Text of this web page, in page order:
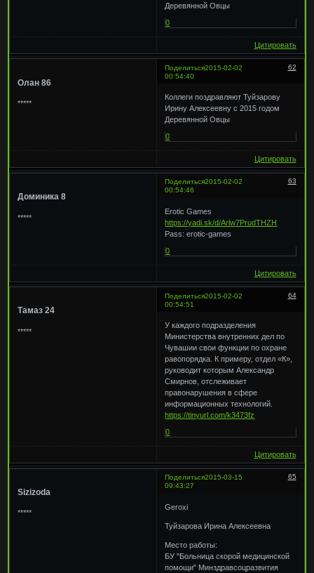
Деревянной Овцы
0
Цитировать
Поделиться 62
2015-02-02
00:54:40
Олан 86
*****
Коллеги поздравляют Туйзарову
Ирину Алексеевну с 2015 годом
Деревянной Овцы
0
Цитировать
Поделиться 63
2015-02-02
00:54:46
Доминика 8
*****
Erotic Games
https://yadi.sk/d/Arlw7PrudTHZH
Pass: erotic-games
0
Цитировать
Поделиться 64
2015-02-02
00:54:51
Тамаз 24
*****
У каждого подразделения
Министерства внутренних дел по
Чувашии свои функции по охране
равопорядка. К примеру, отдел «К»,
руководит которым Александр
Смирнов, отслеживает
правонарушения в сфере
информационных технологий.
https://tinyurl.com/k3473fz
0
Цитировать
Поделиться 65
2015-03-15
09:43:27
Sizizoda
*****
Geroxi
Туйзарова Ирина Алексеевна
Место работы:
БУ "Больница скорой медицинской
помощи" Минздравсоцразвития